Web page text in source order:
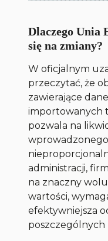
Dlaczego Unia
się na zmiany?
W oficjalnym
przeczytać, że
zawierające
importowanych
pozwala na
administracji,
na znaczny
wartości,
efektywniejsza
poszczególnych